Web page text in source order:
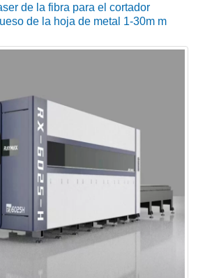
de la fibra para el cortador
de la hoja de metal 1-30m m